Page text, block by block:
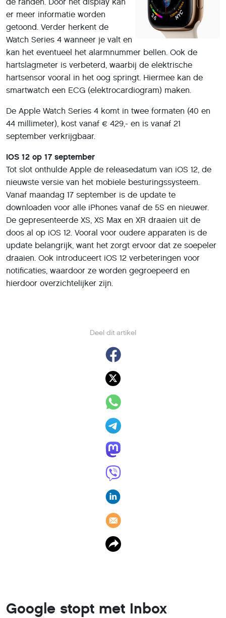
Deel dit artikel
er meer informatie worden
getoond. Verder herkent de
Watch Series 4 wanneer je valt en
kan het eventueel het alarmnummer bellen. Ook de
hartslagmeter is verbeterd, waarbij de elektrische
hartsensor vooral in het oog springt. Hiermee kan de
smartwatch een ECG (elektrocardiogram) maken.
De Apple Watch Series 4 komt in twee formaten (40 en
44 millimeter), kost vanaf € 429,- en is vanaf 21
september verkrijgbaar.
iOS 12 op 17 september
Tot slot onthulde Apple de releasedatum van iOS 12, de
nieuwste versie van het mobiele besturingssysteem.
Vanaf maandag 17 september is de update te
downloaden voor alle iPhones vanaf de 5S en nieuwer.
De gepresenteerde XS, XS Max en XR draaien uit de
doos al op iOS 12. Vooral voor oudere apparaten is de
update belangrijk, want het zorgt ervoor dat ze soepeler
draaien. Ook introduceert iOS 12 verbeteringen voor
notificaties, waardoor ze worden gegroepeerd en
hierdoor overzichtelijker zijn.
Google stopt met Inbox